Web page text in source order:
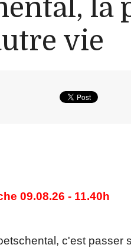
la
vie
09.08.26 - 11.40h
c'est passer